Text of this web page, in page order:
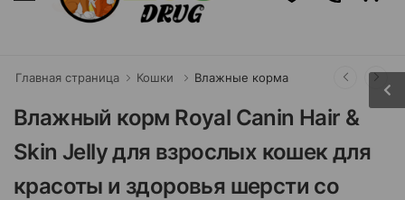
Главная страница Кошки Влажные корма
Влажный корм Royal Canin Hair &
Skin Jelly для взрослых кошек для
красоты и здоровья шерсти со